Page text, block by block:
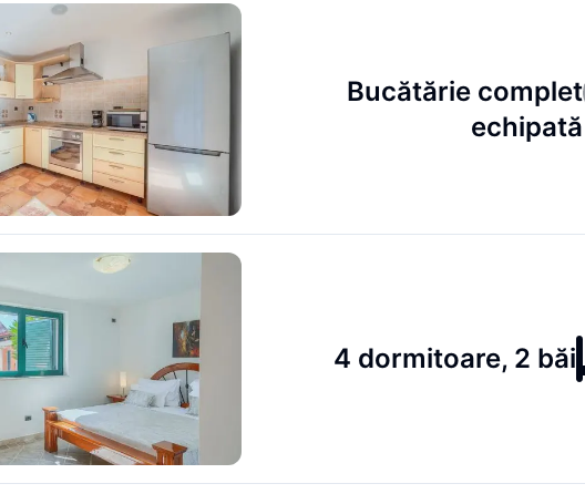
Bucătărie complet
echipată
4 dormitoare, 2 băi